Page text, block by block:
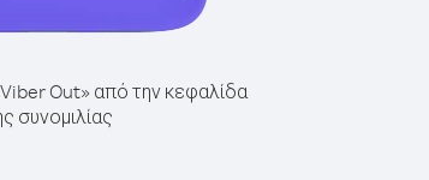
Out» από την κεφαλίδα
συνομιλίας